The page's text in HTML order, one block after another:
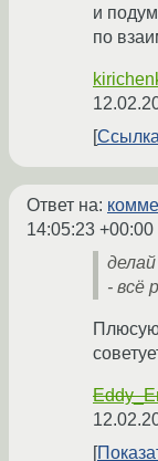
и
по
Ответ на:
14:05:23 +00:00
- всё